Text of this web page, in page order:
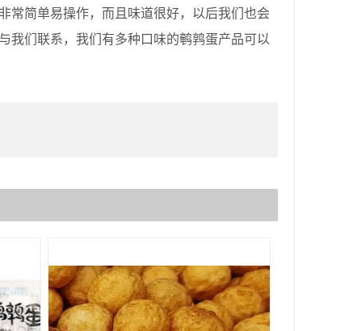
常简单易操作，而且味道很好，以后我们也会
我们联系，我们有多种口味的鹌鹑蛋产品可以